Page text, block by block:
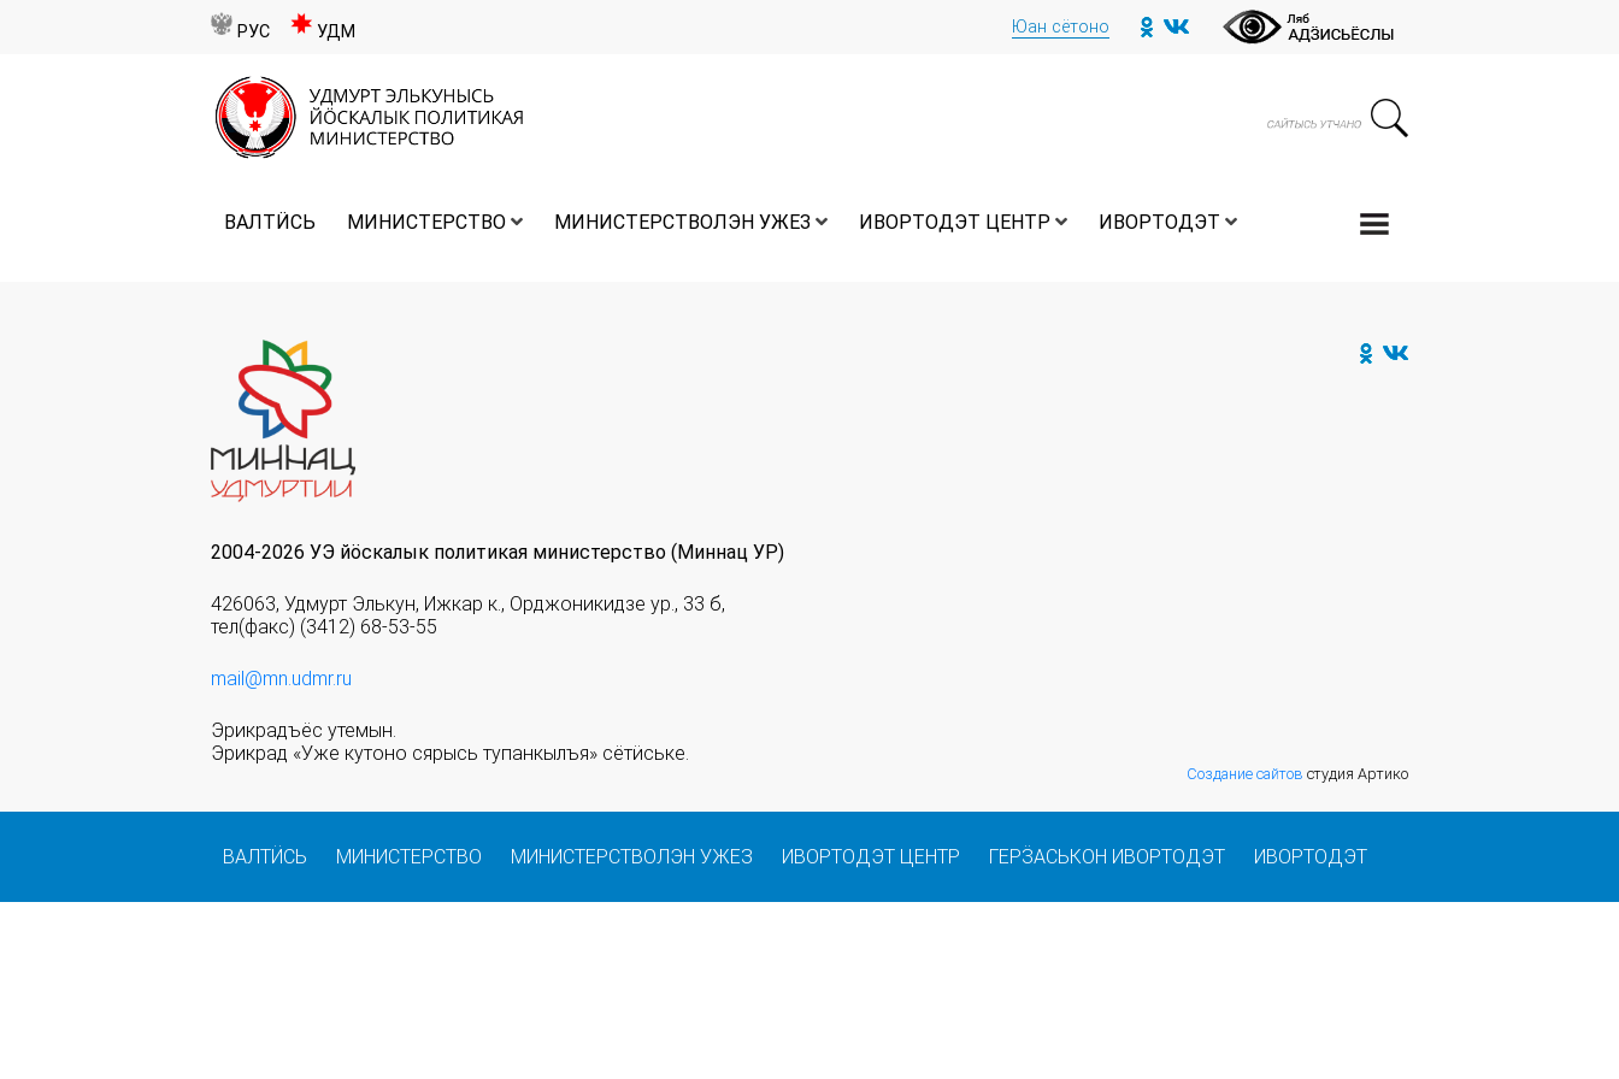
РУС УДМ Юан сётоно
ВАЛТӤСЬ МИНИСТЕРСТВО МИНИСТЕРСТВОЛЭН УЖЕЗ ИВОРТОДЭТ ЦЕНТР ИВОРТОДЭТ
2004-2026 УЭ йöскалык политикая министерство (Миннац УР)
426063, Удмурт Элькун, Ижкар к., Орджоникидзе ур., 33 б,
тел(факс) (3412) 68-53-55
mail@mn.udmr.ru
Эрикрадъёс утемын.
Эрикрад «Уже кутоно сярысь тупанкылъя» сётӥське.
Создание сайтов студия Артико
ВАЛТӤСЬ МИНИСТЕРСТВО МИНИСТЕРСТВОЛЭН УЖЕЗ ИВОРТОДЭТ ЦЕНТР ГЕРӞАСЬКОН ИВОРТОДЭТ ИВОРТОДЭТ